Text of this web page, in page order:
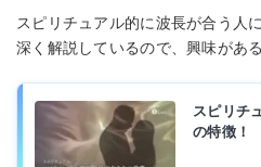
スピリチュアル的に波長が合う人
深く解説しているので、興味があ
スピリチ
の特徴！